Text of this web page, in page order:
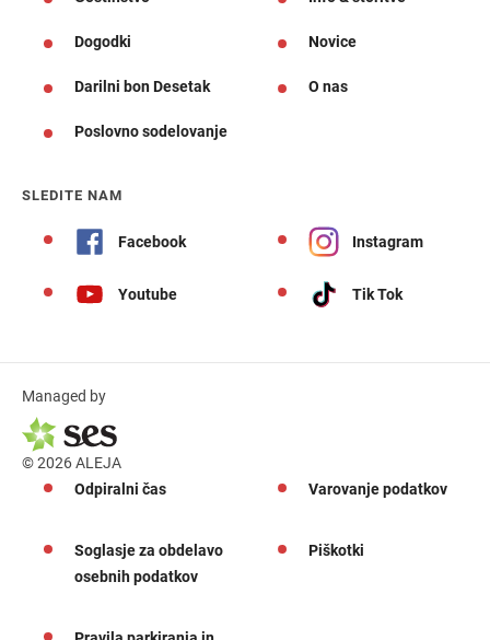
Dogodki Novice
Darilni bon Desetak O nas
Poslovno sodelovanje
SLEDITE NAM
Facebook Instagram
Youtube Tik Tok
Managed by
© 2026 ALEJA
Odpiralni čas
Varovanje podatkov
Soglasje za obdelavo
osebnih podatkov
Piškotki